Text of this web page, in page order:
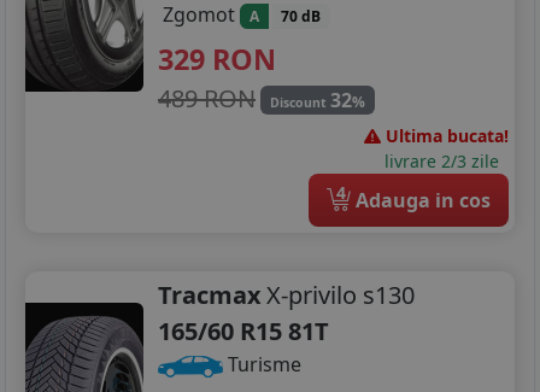
Zgomot A 70 dB
329 RON
489 RON Discount 32%
Ultima bucata!
livrare 2/3 zile
4 Adauga in cos
TracmaxX-privilo s130
165/60 R15 81T
Turisme